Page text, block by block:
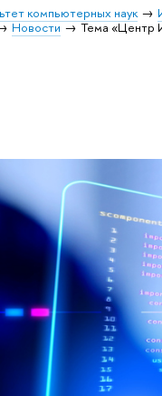
компьютерных наук
Новости Тема «Центр